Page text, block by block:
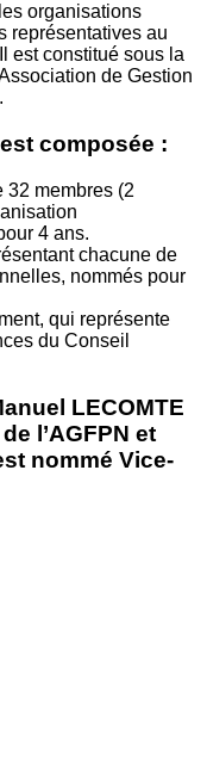
organisations
représentatives au
est constitué sous la
de Gestion
composée :
32 membres (2
4 ans.
chacune de
nommés pour
qui représente
du Conseil
LECOMTE
l’AGFPN et
nommé Vice-